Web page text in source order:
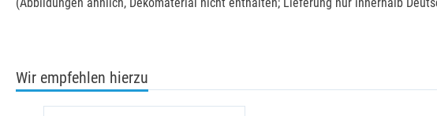
Wir empfehlen hierzu